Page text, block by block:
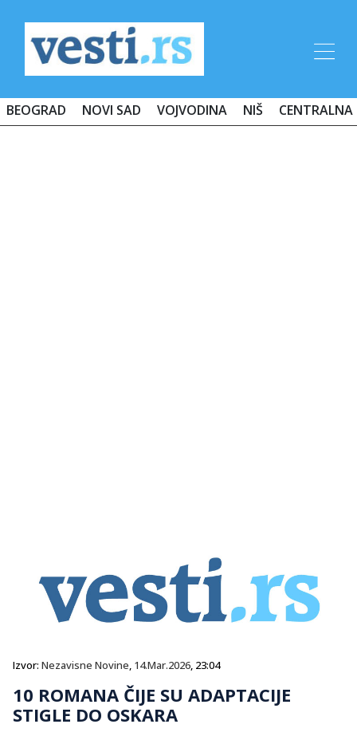
BEOGRAD NOVI SAD VOJVODINA NIŠ CENTRALNA
Izvor: Nezavisne Novine, 14.Mar.2026, 23:04
10 ROMANA ČIJE SU ADAPTACIJE
STIGLE DO OSKARA